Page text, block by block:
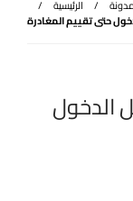
الرئيسية
حتى تقييم المغادرة
الدخول